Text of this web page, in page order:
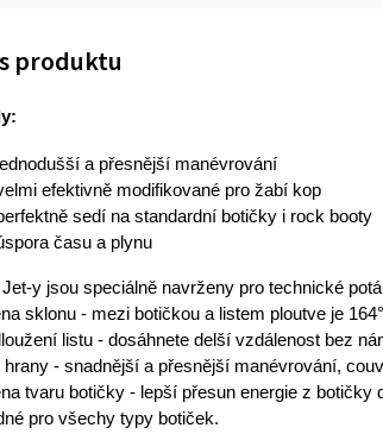
a přesnější manévrování
efektivně modifikované pro žabí kop
sedí na standardní botičky i rock booty
času a plynu
Jet-y jsou speciálně navrženy pro technické
sklonu - mezi botičkou a listem ploutve je
listu - dosáhnete delší vzdálenost bez
- snadnější a přesnější manévrování,
tvaru botičky - lepší přesun energie z botičky
pro všechy typy botiček.